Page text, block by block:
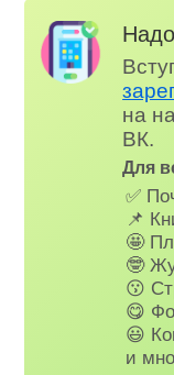
на
ВК.
Для
✅
📌
🤩
🤓
😗
😋
😃
и